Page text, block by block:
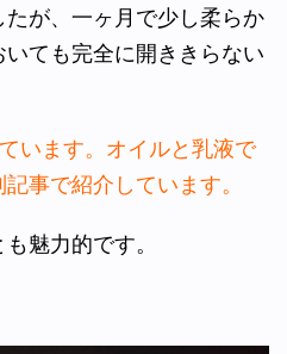
が、一ヶ月で少し柔らか
ても完全に開ききらない
います。オイルと乳液で
事で紹介しています。
魅力的です。